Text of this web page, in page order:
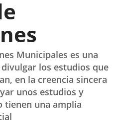
Municipales es una
los estudios que
en la creencia sincera
unos estudios y
tienen una amplia